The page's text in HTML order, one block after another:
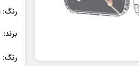
رنگ:
برند:
رنگ: